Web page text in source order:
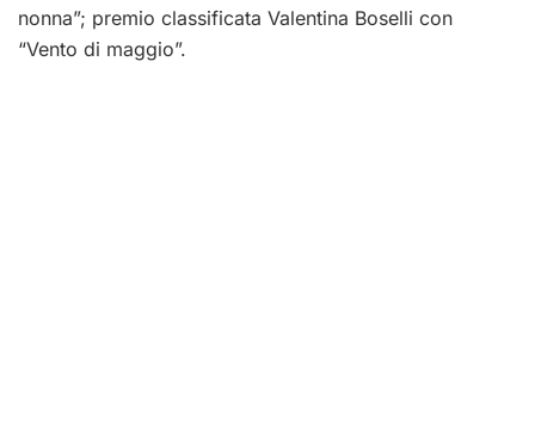
nonna”; premio classificata Valentina Boselli con
“Vento di maggio”.